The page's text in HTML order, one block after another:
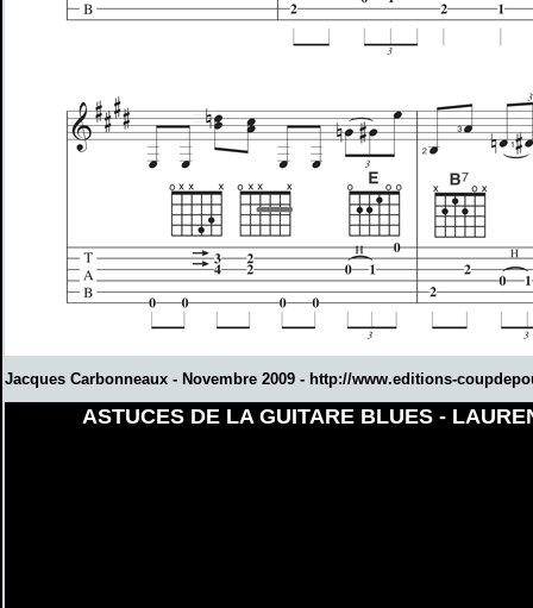
Jacques Carbonneaux - Novembre 2009 - http://www.editions-
ASTUCES DE LA GUITARE BLUES -